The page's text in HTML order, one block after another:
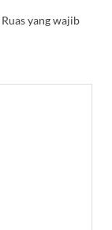
Ruas yang wajib